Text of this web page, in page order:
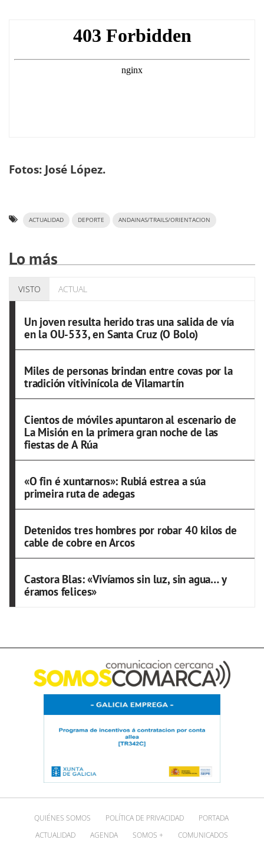
Fotos: José López.
ACTUALIDAD DEPORTE ANDAINAS/TRAILS/ORIENTACION
Lo más
VISTO ACTUAL
Un joven resulta herido tras una salida de vía
en la OU-533, en Santa Cruz (O Bolo)
Miles de personas brindan entre covas por la
tradición vitivinícola de Vilamartín
Cientos de móviles apuntaron al escenario de
La Misión en la primera gran noche de las
fiestas de A Rúa
«O fin é xuntarnos»: Rubiá estrea a súa
primeira ruta de adegas
Detenidos tres hombres por robar 40 kilos de
cable de cobre en Arcos
Castora Blas: «Vivíamos sin luz, sin agua… y
éramos felices»
QUIÉNES SOMOS POLÍTICA DE PRIVACIDAD
PORTADA
ACTUALIDAD
AGENDA SOMOS + COMUNICADOS